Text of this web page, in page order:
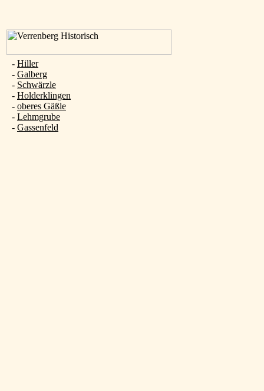
- Hiller
- Galberg
- Schwärzle
- Holderklingen
- oberes Gäßle
- Lehmgrube
- Gassenfeld